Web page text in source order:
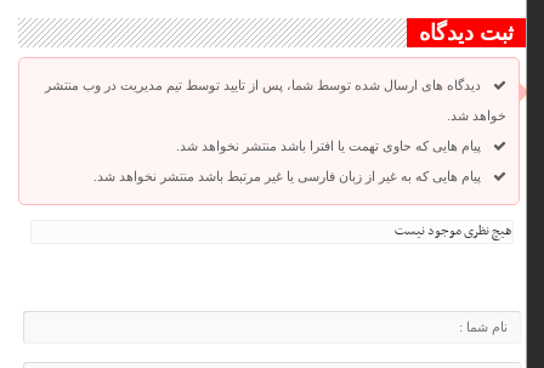
ثبت دیدگاه
دیدگاه های ارسال شده توسط شما، پس از تایید توسط تیم مدیریت در وب منتشر
خواهد شد.
پیام هایی که حاوی تهمت یا افترا باشد منتشر نخواهد شد.
پیام هایی که به غیر از زبان فارسی یا غیر مرتبط باشد منتشر نخواهد شد.
هیچ نظری موجود نیست